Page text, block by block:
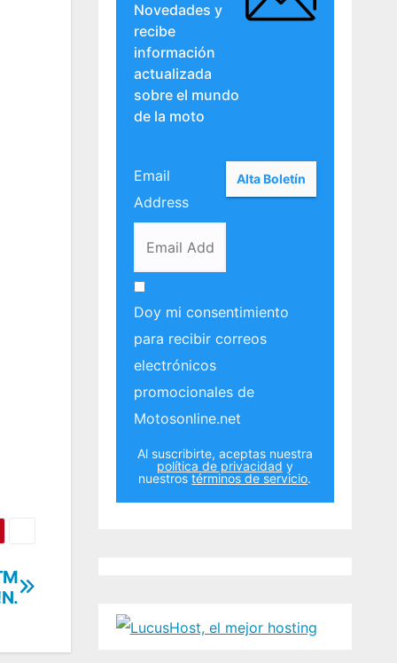
Novedades y
recibe
información
actualizada
sobre el mundo
de la moto
Email
Address
Doy mi consentimiento
para recibir correos
electrónicos
promocionales de
Motosonline.net
Al suscribirte, aceptas nuestra
política de privacidad y
nuestrostérminos de servicio.